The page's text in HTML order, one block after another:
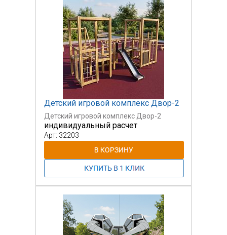
Детский игровой комплекс Двор-2
Детский игровой комплекс Двор-2
индивидуальный расчет
Арт: 32203